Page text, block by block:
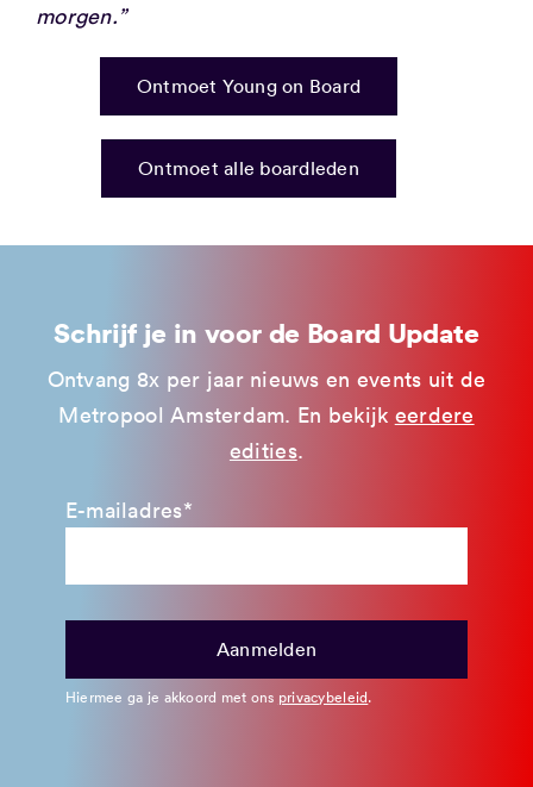
morgen.”
Ontmoet Young on Board
Ontmoet alle boardleden
Schrijf je in voor de Board Update
Ontvang 8x per jaar nieuws en events uit de
Metropool Amsterdam. En bekijk eerdere
edities.
E-mailadres*
Hiermee ga je akkoord met ons privacybeleid.